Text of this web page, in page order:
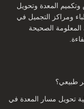
هي الشروط التي يجب
في مناطق
والذراعين ، إلخ.
المعدة وتحويل
ومراكز التجميل في
الصحيحة
طبيعي؟
تحويل مسار المعدة في